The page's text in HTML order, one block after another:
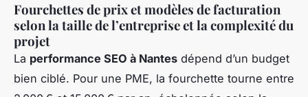
Fourchettes de prix et modèles de facturation
selon la taille de l’entreprise et la complexité du
projet
La performance SEO à Nantes dépend d’un budget
bien ciblé. Pour une PME, la fourchette tourne entre